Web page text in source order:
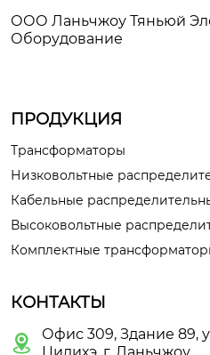
ООО Ланьчжоу Тяньюй
Оборудование
ПРОДУКЦИЯ
Трансформаторы
Низковольтные
Кабельные
Высоковольтные
Комплектные
КОНТАКТЫ

Офис 309, Здание 89,